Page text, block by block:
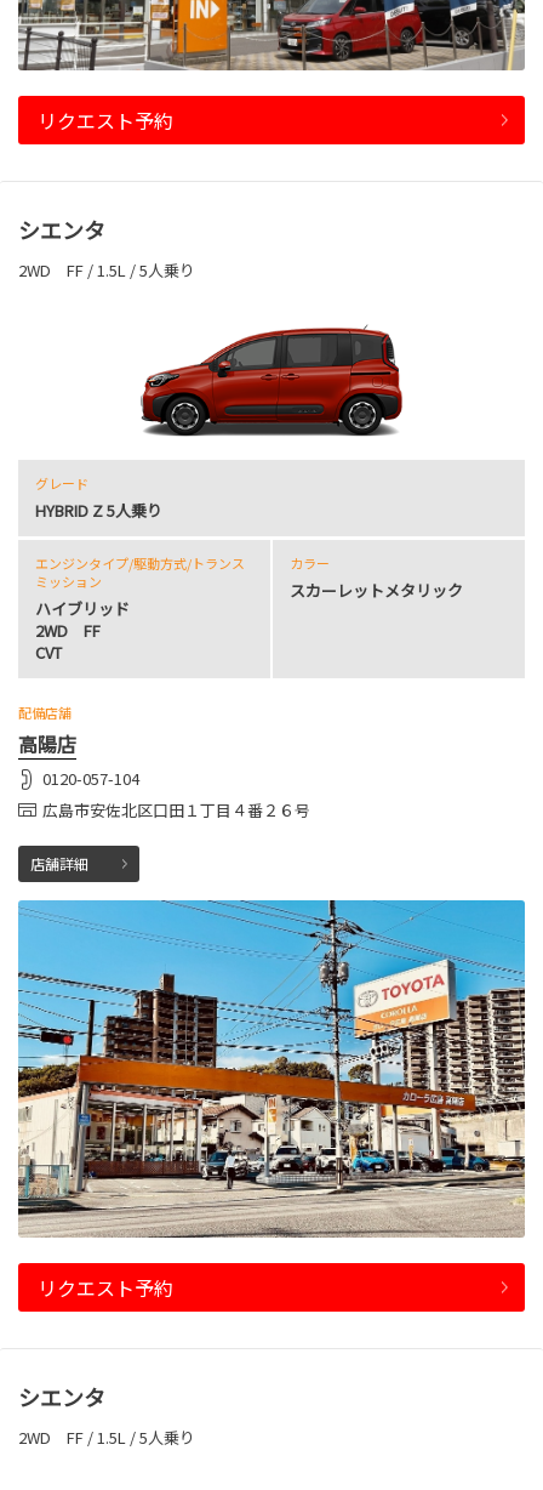
リクエスト予約
シエンタ
2WD FF / 1.5L / 5人乗り
グレード
HYBRID Z 5人乗り
エンジンタイプ/駆動方式/トランス
ミッション
ハイブリッド
2WD FF
CVT
カラー
スカーレットメタリック
配備店舗
高陽店
0120-057-104
広島市安佐北区口田１丁目４番２６号
店舗詳細
リクエスト予約
シエンタ
2WD FF / 1.5L / 5人乗り